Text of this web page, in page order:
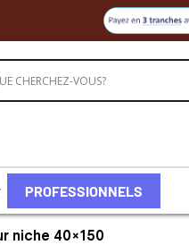
PROFESSIONNELS
niche 40×150